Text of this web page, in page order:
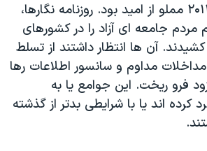
جهان عرب در بهار ۲۰۱۱ مملو از امید بود. روزنامه نگارها،
جامعه ای آزاد را در کشورهای
آن ها انتظار داشتند از تسلط
مداوم و سانسور اطلاعات رها
فرو ریخت. این جوامع یا به
اند یا با شرایطی بدتر از گذشته